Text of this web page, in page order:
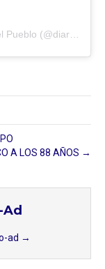
A LOS 88 AÑOS →
Ad
ad →